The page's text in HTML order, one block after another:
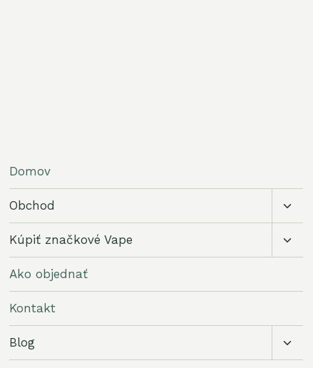
Domov
Obchod
Kúpiť značkové Vape
Ako objednať
Kontakt
Blog